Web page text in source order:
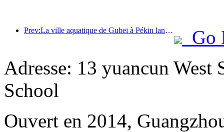
Prev:La ville aquatique de Gubei à Pékin lance des réductions touristiques estivales
Go
Adresse: 13 yuancun West
School
Ouvert en 2014,